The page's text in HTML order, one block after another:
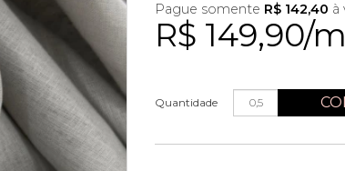
R$ 149,90/m
Pague somente R$ 142,40 à
Quantidade